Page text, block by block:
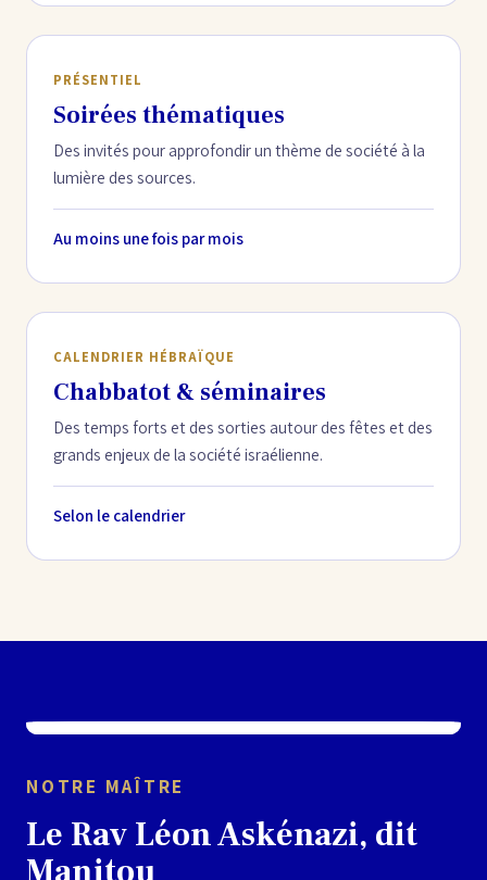
PRÉSENTIEL
Soirées thématiques
Des invités pour approfondir un thème de société à la
lumière des sources.
Au moins une fois par mois
CALENDRIER HÉBRAÏQUE
Chabbatot & séminaires
Des temps forts et des sorties autour des fêtes et des
grands enjeux de la société israélienne.
Selon le calendrier
NOTRE MAÎTRE
Le Rav Léon Askénazi, dit